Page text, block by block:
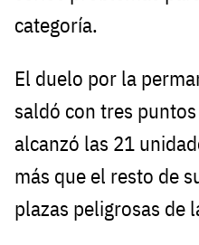
categoría.
El duelo por la
saldó con tres
alcanzó las 21
más que el resto de
plazas peligrosas de